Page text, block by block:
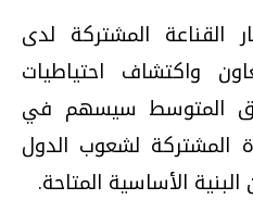
القناعة المشتركة لدى
واكتشاف احتياطيات
المتوسط سيسهم في
المشتركة لشعوب الدول
الأساسية المتاحة.